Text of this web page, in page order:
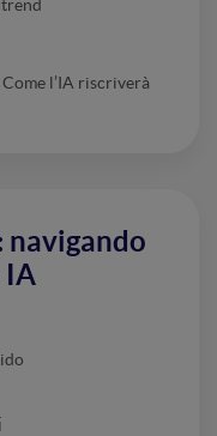
l’IA riscriverà
IA